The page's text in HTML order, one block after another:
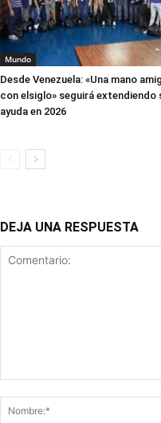
Mundo
Desde Venezuela: «Una mano
con elsiglo» seguirá extendiendo
ayuda en 2026
DEJA UNA RESPUESTA